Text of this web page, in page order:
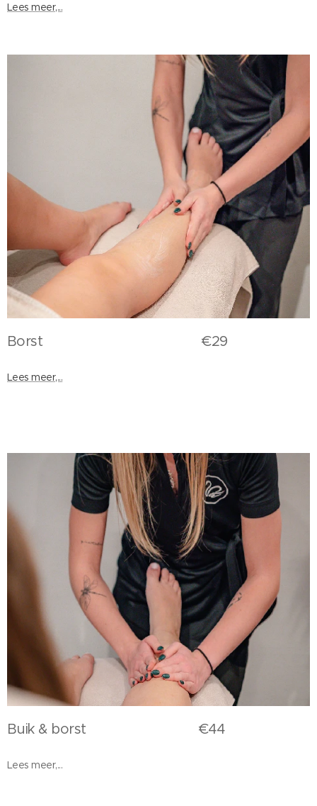
Lees meer,...
Borst €29
Lees meer,...
Buik & borst €44
Lees meer,...